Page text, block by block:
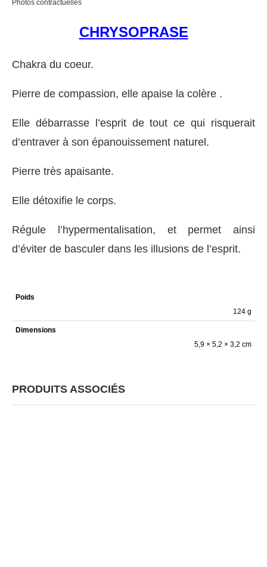
Photos contractuelles
CHRYSOPRASE
Chakra du coeur.
Pierre de compassion, elle apaise la colère .
Elle débarrasse l’esprit de tout ce qui risquerait
d’entraver à son épanouissement naturel.
Pierre très apaisante.
Elle détoxifie le corps.
Régule l’hypermentalisation, et permet ainsi
d’éviter de basculer dans les illusions de l’esprit.
Poids
124 g
Dimensions
5,9 × 5,2 × 3,2 cm
PRODUITS ASSOCIÉS